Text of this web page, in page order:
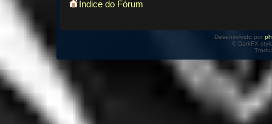
Índice do Fórum
Desenvolvido por
© DarkFX